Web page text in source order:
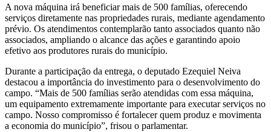
A nova máquina irá beneficiar mais de 500 famílias, oferecendo
serviços diretamente nas propriedades rurais, mediante agendamento
prévio. Os atendimentos contemplarão tanto associados quanto não
associados, ampliando o alcance das ações e garantindo apoio
efetivo aos produtores rurais do município.
Durante a participação da entrega, o deputado Ezequiel Neiva
destacou a importância do investimento para o desenvolvimento do
campo. “Mais de 500 famílias serão atendidas com essa máquina,
um equipamento extremamente importante para executar serviços no
campo. Nosso compromisso é fortalecer quem produz e movimenta
a economia do município”, frisou o parlamentar.